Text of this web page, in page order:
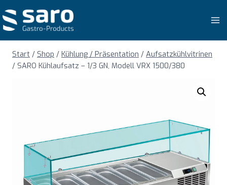
Inhalt
springen
Start / Shop / Kühlung / Präsentation / Aufsatzkühlvitrinen
/ SARO Kühlaufsatz – 1/3 GN, Modell VRX 1500/380